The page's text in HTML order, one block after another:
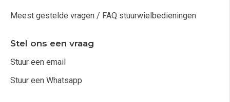
Meest gestelde vragen / FAQ stuurwielbedieningen
Stel ons een vraag
Stuur een email
Stuur een Whatsapp